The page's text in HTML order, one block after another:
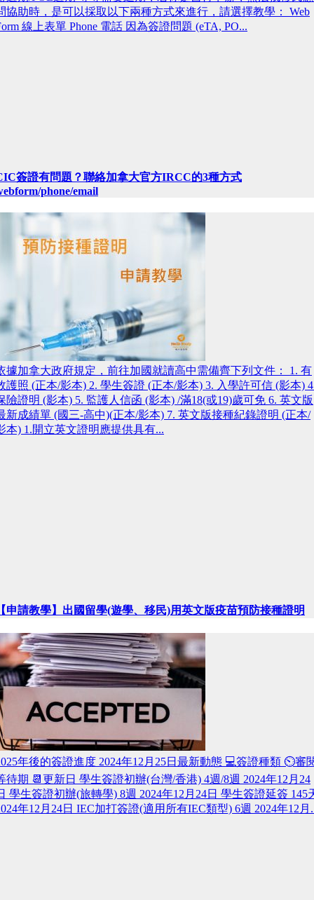
協助時，是可以採取以下兩種方式來進行，請選擇教學： Web
線上表單 Phone 電話 因為簽證問題 (eTA, PO...
簽證有問題？聯絡加拿大官方IRCC的3種方式
phone/email
據加拿大政府規定，前往加國就讀高中需備齊下列文件： 1. 有
護照 (正本/影本) 2. 學生簽證 (正本/影本) 3. 入學許可信 (影本)
險證明 (影本) 5. 監護人信函 (影本) /滿18(或19)歲可免 6. 英文版
新成績單 (國三-高中)(正本/影本) 7. 英文版接種紀錄證明 (正本/
本) 1.開立英文證明應提供具有...
申請教學】出國留學(遊學、移民)用英文版疫苗預防接種證明
年後的簽證進度 2024年12月25日最新動態 💻簽證種類 ⏲️審
待期 📆更新日 學生簽證初辦(台灣/香港) 4週/8週 2024年12月24
學生簽證初辦(旅轉學) 8週 2024年12月24日 學生簽證延簽 145
年12月24日 IEC加打簽證(適用所有IEC類型) 6週 2024年12月